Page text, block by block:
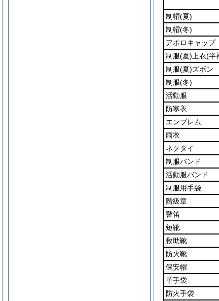
制帽(夏)
制帽(冬)
アポロキャップ
制服(夏) 上衣(半
制服(夏)ズボン
制服(冬)
活動服
防寒衣
エンブレム
雨衣
ネクタイ
制服バンド
活動服バンド
制服用手袋
階級章
警笛
短靴
救助靴
防火靴
保安帽
革手袋
防火手袋